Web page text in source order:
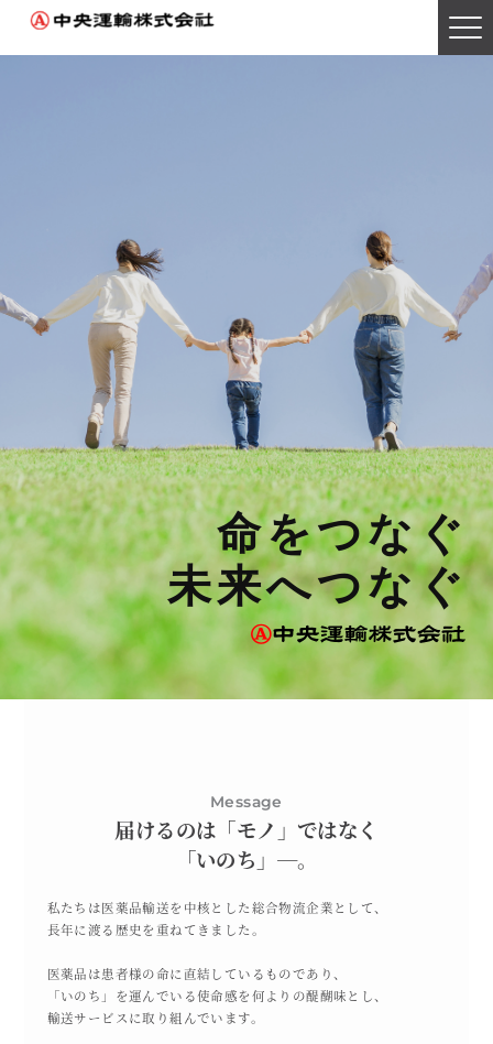
Home
Work
仕事を知る
Environment
Flow
選考フロー
Description
募集要項
Company
企業情報
命をつなぐ
未来へつなぐ
Message
届けるのは「モノ」ではなく
「いのち」―。
私たちは医薬品輸送を中核とした総合物流企業として、
長年に渡る歴史を重ねてきました。
医薬品は患者様の命に直結しているものであり、
「いのち」を運んでいる使命感を何よりの醍醐味とし、
輸送サービスに取り組んでいます。